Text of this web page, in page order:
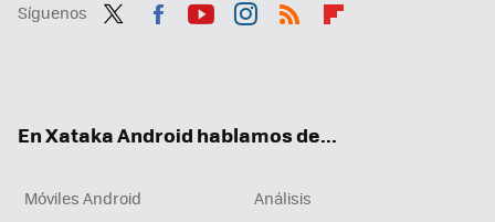
Síguenos
En Xataka Android hablamos de...
Móviles Android
Análisis